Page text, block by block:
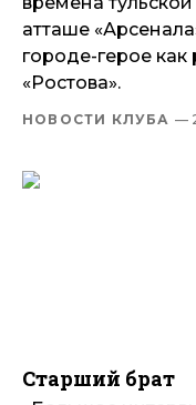
атташе
городе-герое
«Ростова».
НОВОСТИ КЛУБА —
Старший брат